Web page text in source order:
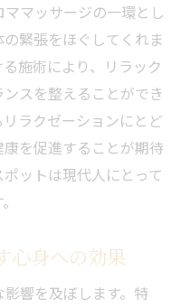
られるメリット
トメントで解決
の基本とは？
ッサージテクニック
めのリフレッシュ法
ためのヒント
ブレンドの紹介
心身をリラックス
セット
マッサージの一環とし
緊張をほぐしてくれま
施術により、リラック
スを整えることができ
ラクゼーションにとど
を促進することが期待
ットは現代人にとって
心身への効果
響を及ぼします。特